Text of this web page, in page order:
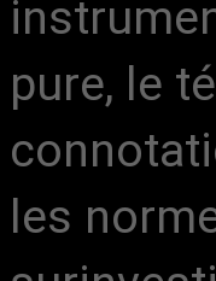
pure, le
les